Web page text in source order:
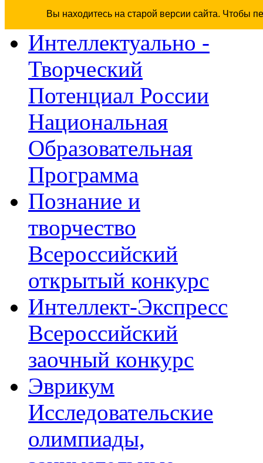
Вы находитесь на старой версии сайта. Чтобы
Интеллектуально -
Творческий
Потенциал России
Национальная
Образовательная
Программа
Познание и
творчество
Всероссийский
открытый конкурс
Интеллект-Экспресс
Всероссийский
заочный конкурс
Эврикум
Исследовательские
олимпиады,